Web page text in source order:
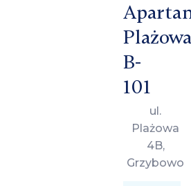
Plażowa
B-
101
ul.
Plażowa
4B,
Grzybowo